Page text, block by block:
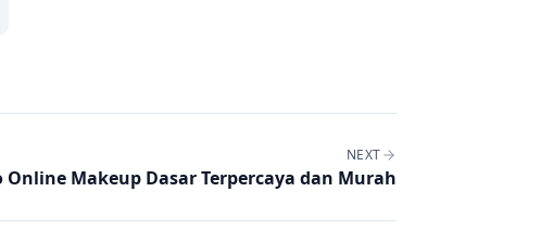
NEXT
Online Makeup Dasar Terpercaya dan Murah